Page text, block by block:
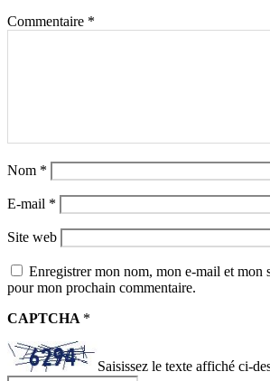
Commentaire *
Nom *
E-mail *
Site web
Enregistrer mon nom, mon e-mail et mon
pour mon prochain commentaire.
CAPTCHA *
Saisissez le texte affiché ci-